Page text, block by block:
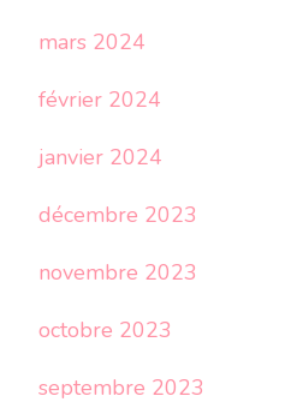
mars 2024
février 2024
janvier 2024
décembre 2023
novembre 2023
octobre 2023
septembre 2023